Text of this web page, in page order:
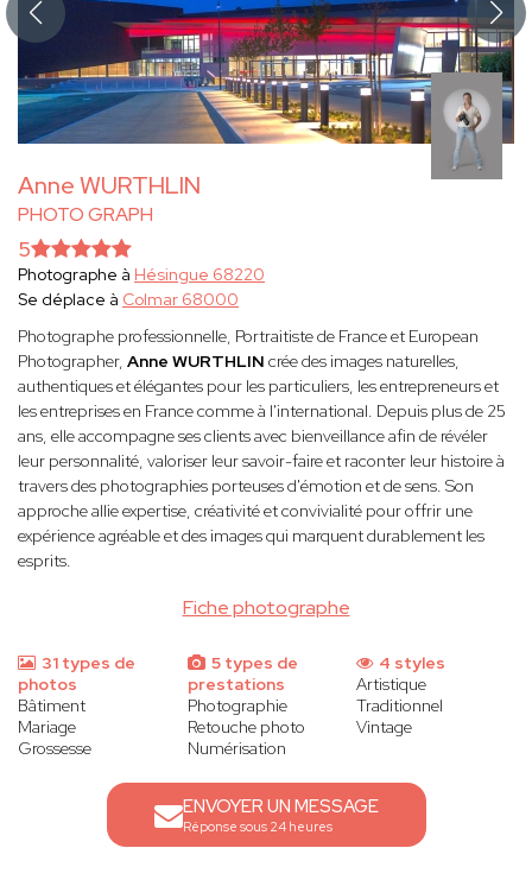
Anne WURTHLIN
PHOTO GRAPH
Fiche photographe
5
Photographe à Hésingue 68220
Se déplace à Colmar 68000
Photographe professionnelle, Portraitiste de France et European
Photographer, Anne WURTHLIN crée des images naturelles,
authentiques et élégantes pour les particuliers, les entrepreneurs et
les entreprises en France comme à l'international. Depuis plus de 25
ans, elle accompagne ses clients avec bienveillance afin de révéler
leur personnalité, valoriser leur savoir-faire et raconter leur histoire à
travers des photographies porteuses d'émotion et de sens. Son
approche allie expertise, créativité et convivialité pour offrir une
expérience agréable et des images qui marquent durablement les
esprits.
31 types de
photos
Bâtiment
Mariage
Grossesse
5 types de
prestations
Photographie
Retouche photo
Numérisation
4 styles
Artistique
Traditionnel
Vintage
ENVOYER UN MESSAGE
Réponse sous 24 heures